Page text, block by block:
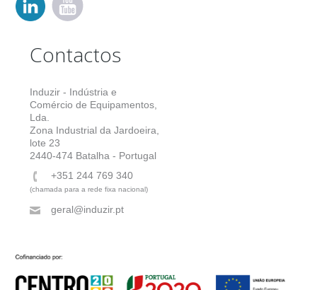
Contactos
Induzir - Indústria e
Comércio de Equipamentos,
Lda.
Zona Industrial da Jardoeira,
lote 23
2440-474 Batalha - Portugal
+351 244 769 340
(chamada para a rede fixa nacional)
geral@induzir.pt